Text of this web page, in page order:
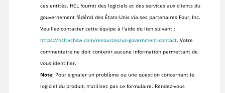
ces entités. HCL fournit des logiciels et des services aux clients du
gouvernement fédéral des États-Unis via ses partenaires Four, Inc.
Veuillez contacter cette équipe à l'aide du lien suivant :
https://hcltechsw.com/resources/us-government-contact. Votre
commentaire ne doit contenir aucune information permettant de
vous identifier.
Note:Pour signaler un problème ou une question concernant le
logiciel du produit, n'utilisez pas ce formulaire. Rendez-vous